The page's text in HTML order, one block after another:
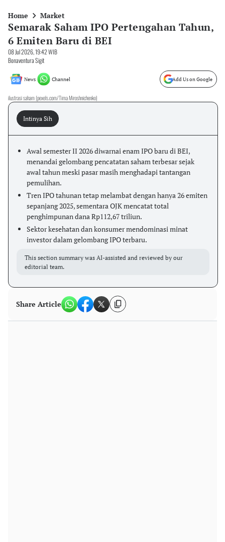
Home Market
Semarak Saham IPO Pertengahan Tahun,
6 Emiten Baru di BEI
08 Jul 2026, 19:42 WIB
Bonaventura Sigit
News Channel Add Us on Google
ilustrasi saham (pexels.com/Tima Miroshnichenko)
Intinya Sih
Awal semester II 2026 diwarnai enam IPO baru di BEI,
menandai gelombang pencatatan saham terbesar sejak
awal tahun meski pasar masih menghadapi tantangan
pemulihan.
Tren IPO tahunan tetap melambat dengan hanya 26 emiten
sepanjang 2025, sementara OJK mencatat total
penghimpunan dana Rp112,67 triliun.
Sektor kesehatan dan konsumer mendominasi minat
investor dalam gelombang IPO terbaru.
This section summary was AI-assisted and reviewed by our
editorial team.
Share Article